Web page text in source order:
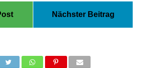
Nächster Beitrag